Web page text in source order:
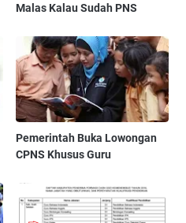
Malas Kalau Sudah PNS
Pemerintah Buka Lowongan
CPNS Khusus Guru